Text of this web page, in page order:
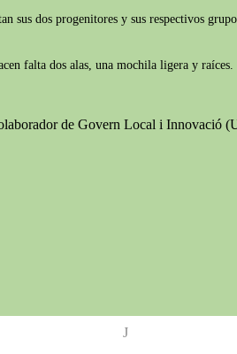
sus dos progenitores y sus respectivos
falta dos alas, una mochila ligera y raíces.
de Govern Local i Innovació
J